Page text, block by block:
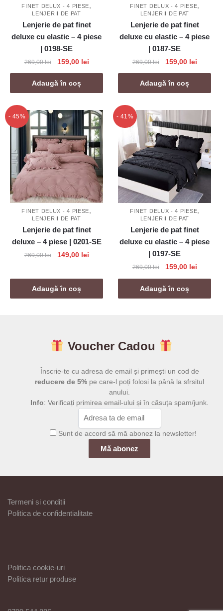
FINET DELUX - 4 PIESE,
LENJERII DE PAT
Lenjerie de pat finet
deluxe cu elastic – 4 piese
| 0198-SE
269,00lei
Prețul
inițial
a
fost:
159,00 leiPrețul
curent
159,00 lei.
Adaugă în coș
FINET DELUX - 4 PIESE,
LENJERII DE PAT
Lenjerie de pat finet
deluxe cu elastic – 4 piese
| 0187-SE
269,00lei
Prețul
inițial
a
fost:
159,00 leiPrețul
curent
159,00
Adaugă în coș
- 45%
FINET DELUX - 4 PIESE,
LENJERII DE PAT
Lenjerie de pat finet
deluxe – 4 piese | 0201-SE
269,00lei
Prețul
fost:
269,00 lei.
149,00 leiPrețul
Adaugă în coș
- 41%
FINET DELUX - 4 PIESE,
LENJERII DE PAT
Lenjerie de pat finet
deluxe cu elastic – 4 piese
| 0197-SE
269,00lei
Prețul
inițial
a
fost:
159,00 leiPrețul
curent
159,00
Adaugă în coș
Voucher Cadou
Înscrie-te cu adresa de email și primești un cod de
reducere de 5% pe care-l poți folosi la până la sfrsitul
anului.
Info: Verificați primirea email-ului și în căsuța spam/junk.
Sunt de accord să mă abonez la newsletter!
Termeni si conditii
Politica de confidentialitate
Politica cookie-uri
Politica retur produse